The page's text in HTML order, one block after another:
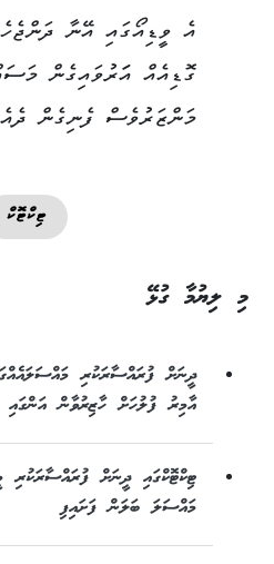
އެ ވީޑިއޯގައި އޭނާ
ގޮޑިއެއް އަަރުވައިގެން
މަންޒަރުވެސް ފެނިގެން
ޓިކްޓޮކް
މި ލިޔުމާ ގުޅޭ
ދީނަށް ފުރައްސާރަކުރި
އާމިރު ފުލުހަށް ހާޒިރުވާން އަންގައި
ޓިކްޓޮކްގައި ދީނަށް ފުރައްސާރަކުރި
މައްސަލަ ބަލަން ފަށައިފި